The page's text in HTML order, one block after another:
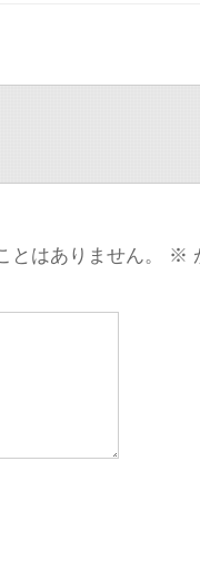
はありません。 ※